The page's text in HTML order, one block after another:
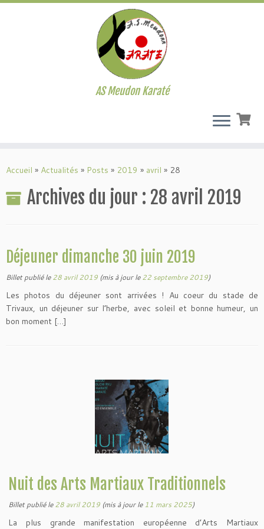
au
AS Meudon Karaté
Accueil » Actualités » Posts » 2019 » avril » 28
Archives du jour : 28 avril 2019
Déjeuner dimanche 30 juin 2019
Billet publié le28 avril 2019 (mis à jour le22 septembre 2019)
Les photos du déjeuner sont arrivées ! Au coeur du stade de
Trivaux, un déjeuner sur l’herbe, avec soleil et bonne humeur, un
bon moment […]
Nuit des Arts Martiaux Traditionnels
Billet publié le28 avril 2019 (mis à jour le 11 mars 2025)
La plus grande manifestation européenne d’Arts Martiaux